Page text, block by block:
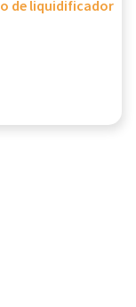
de liquidificador